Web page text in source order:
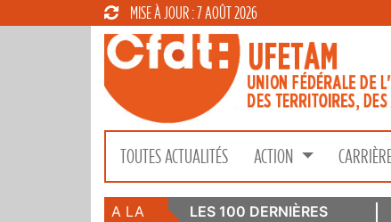
MISE À JOUR : 7 AOÛT 2026
TOUTES ACTUALITÉS ACTION
A LA
LES 100 DERNIÈRES